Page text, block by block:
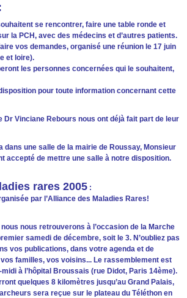
se rencontrer, faire une table ronde et
la PCH, avec des médecins et d’autres patients.
vos demandes, organisé une réunion le 17 juin
et loire).
les personnes concernées qui le souhaitent,
pour toute information concernant cette
Dr Vinciane Rebours nous ont déjà fait part de leur
dans une salle de la mairie de Roussay, Monsieur
accepté de mettre une salle à notre disposition.
rares 2005 :
par l’Alliance des Maladies Rares!
nous retrouverons à l’occasion de la Marche
samedi de décembre, soit le 3. N’oubliez pas
vos publications, dans votre agenda et de
familles, vos voisins... Le rassemblement est
à l’hôpital Broussais (rue Didot, Paris 14ème).
quelques 8 kilomètres jusqu’au Grand Palais,
sera reçue sur le plateau du Téléthon en